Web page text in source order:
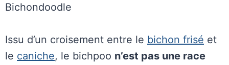
Bichondoodle
Issu d’un croisement entre le bichon frisé et
le caniche, le bichpoo n’est pas une race